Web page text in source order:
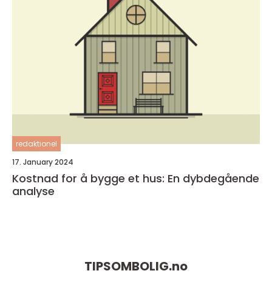
redaktionel
17. January 2024
Kostnad for å bygge et hus: En dybdegående
analyse
TIPSOMBOLIG.no